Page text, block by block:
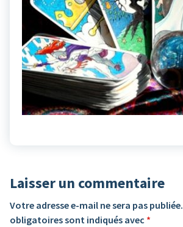
Laisser un commentaire
Votre adresse e-mail ne sera pas publiée.
obligatoires sont indiqués avec *